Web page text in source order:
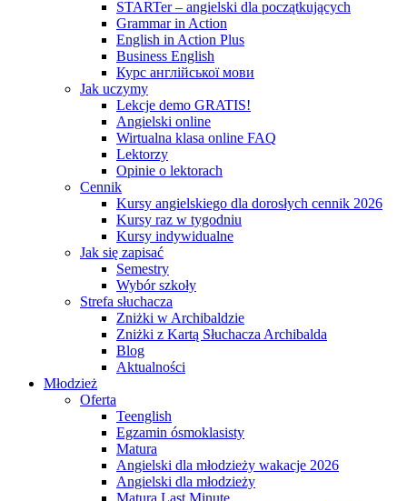
STARTer – angielski dla początkujących
Grammar in Action
English in Action Plus
Business English
Курс англійської мови
Jak uczymy
Lekcje demo GRATIS!
Angielski online
Wirtualna klasa online FAQ
Lektorzy
Opinie o lektorach
Cennik
Kursy angielskiego dla dorosłych cennik 2026
Kursy raz w tygodniu
Kursy indywidualne
Jak się zapisać
Semestry
Wybór szkoły
Strefa słuchacza
Zniżki w Archibaldzie
Zniżki z Kartą Słuchacza Archibalda
Blog
Aktualności
Młodzież
Oferta
Teenglish
Egzamin ósmoklasisty
Matura
Angielski dla młodzieży wakacje 2026
Angielski dla młodzieży
Matura Last Minute